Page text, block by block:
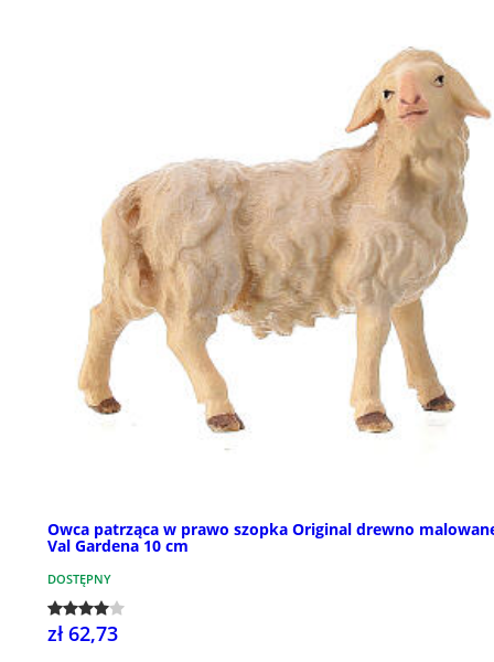
Owca patrząca w prawo szopka Original drewno
Val Gardena 10 cm
DOSTĘPNY
zł 62,73